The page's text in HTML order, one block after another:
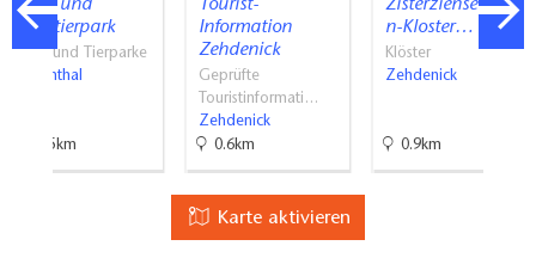
Wild- und
Haustierpark
Zoos und Tierparke
Liebenthal
13.5km
Tourist-
Information
Zehdenick
Geprüfte
Touristinformati…
Zehdenick
0.6km
Zisterzienserinne
n-Kloster…
Klöster
Zehdenick
0.9km
Karte aktivieren